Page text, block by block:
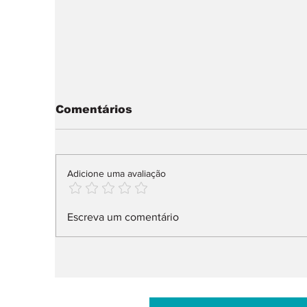
Nissan muda liderança
vez de Albaisa
Comentários
Adicione uma avaliação
Escreva um comentário